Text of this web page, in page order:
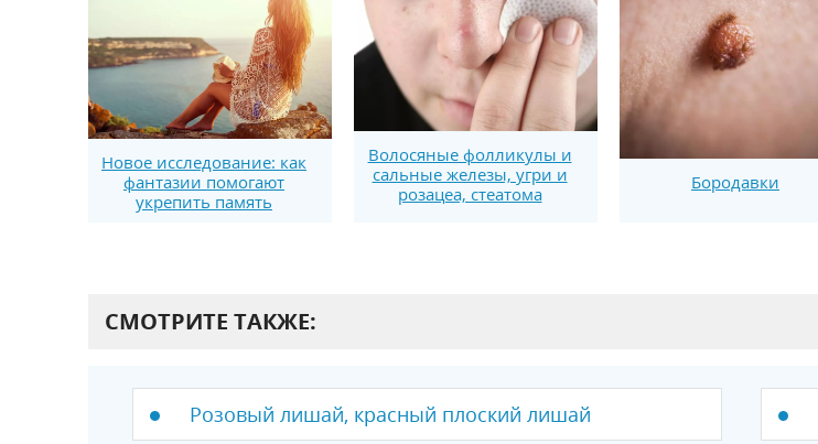
Новое исследование: как
фантазии помогают
укрепить память
Волосяные фолликулы и
сальные железы, угри и
розацеа, стеатома
Бородавки
СМОТРИТЕ ТАКЖЕ:
Розовый лишай, красный плоский лишай